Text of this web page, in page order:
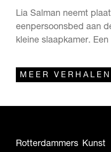
Lia Salman neemt
eenpersoonsbed aan
kleine slaapkamer.
gevouwen. Hier brengt
de tijd door, vertelt ze
Niet per se om te
MEER VERHALEN
Rotterdammers Kunst